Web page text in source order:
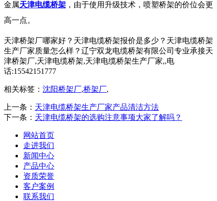
金属天津电缆桥架 ，由于使用升级技术，喷塑桥架的价位会更
高一点。
天津桥架厂哪家好？天津电缆桥架报价是多少？天津电缆桥架
生产厂家质量怎么样？辽宁双龙电缆桥架有限公司专业承接天
津桥架厂,天津电缆桥架,天津电缆桥架生产厂家,,电
话:15542151777
相关标签： 沈阳桥架厂,桥架厂,
上一条： 天津电缆桥架生产厂家产品清洁方法
下一条： 天津电缆桥架的选购注意事项大家了解吗？
网站首页
走进我们
新闻中心
产品中心
资质荣誉
客户案例
联系我们